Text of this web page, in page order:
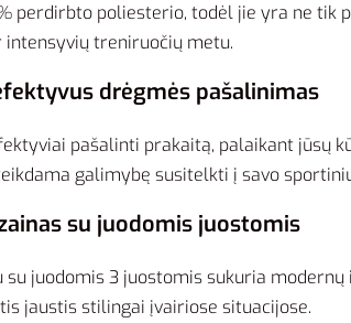
perdirbto poliesterio, todėl jie yra ne tik
treniruočių metu.
drėgmės pašalinimas
pašalinti prakaitą, palaikant jūsų
galimybę susitelkti į savo
su juodomis juostomis
juodomis 3 juostomis sukuria
jaustis stilingai įvairiose situacijose.